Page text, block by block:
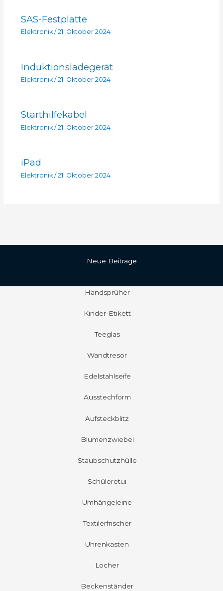
SAS-Festplatte
Elektronik/ 21. Oktober 2024
Induktionsladegerät
Elektronik/ 21. Oktober 2024
Starthilfekabel
Elektronik/ 21. Oktober 2024
iPad
Elektronik/21. Oktober 2024
Neue Beiträge
Handsprüher
Kinder-Etikett
Teeglas
Wandtresor
Edelstahlseife
Ausstechform
Aufsteckblitz
Blumenzwiebel
Staubschutzhülle
Schüleretui
Umhängeleine
Textilerfrischer
Uhrenkasten
Locher
Beckenständer